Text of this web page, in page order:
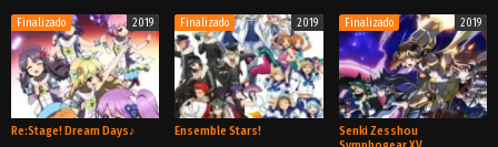
TV TV TV
Finalizado 2019
Re:Stage! Dream Days♪
Finalizado 2019
Ensemble Stars!
Finalizado 2019
Senki Zesshou